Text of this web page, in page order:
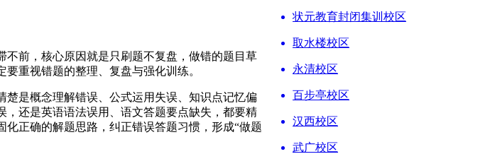
状元教育封闭集训校区
取水楼校区
永清校区
百步亭校区
汉西校区
武广校区
前，核心原因就是只刷题不复盘，做错的题目草
重视错题的整理、复盘与强化训练。
是概念理解错误、公式运用失误、知识点记忆偏
还是英语语法误用、语文答题要点缺失，都要精
正确的解题思路，纠正错误答题习惯，形成“做题